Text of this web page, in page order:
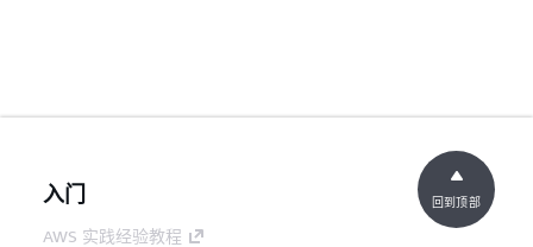
入门
AWS 实践经验教程
回到顶部